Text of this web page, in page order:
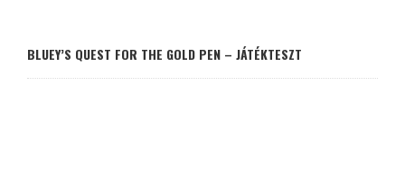
BLUEY’S QUEST FOR THE GOLD PEN – JÁTÉKTESZT